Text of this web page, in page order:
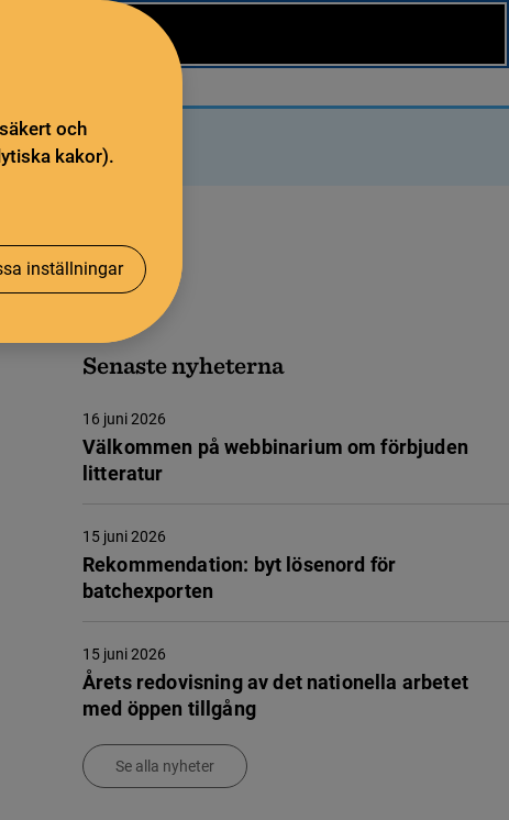
och
kakor).
inställningar
Senaste nyheterna
Välkommen på webbinarium om förbjuden
litteratur
16 juni 2026
Rekommendation: byt lösenord för
batchexporten
15 juni 2026
Årets redovisning av det nationella arbetet
med öppen tillgång
15 juni 2026
Se alla nyheter